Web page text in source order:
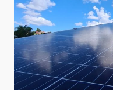
ENERGIA
SOLAR